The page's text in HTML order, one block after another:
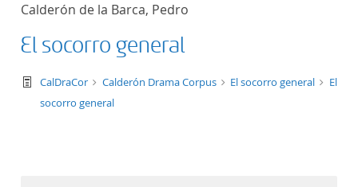
Calderón de la Barca, Pedro
El socorro general
text/tg.work+xml
CalDraCor Calderón Drama Corpus El socorro general
El
socorro general